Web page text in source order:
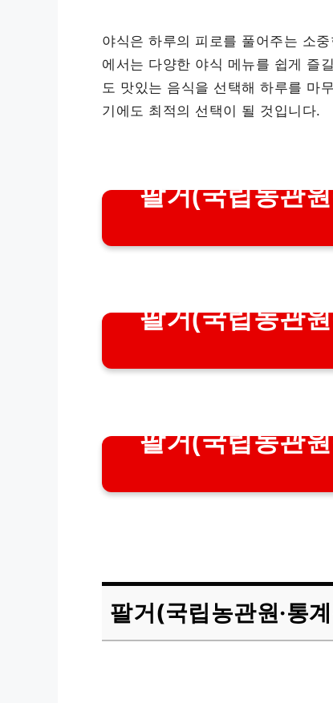
야식은 하루의 피로를 풀어주는 소
에서는 다양한 야식 메뉴를 쉽게 즐
도 맛있는 음식을 선택해 하루를 마
기에도 최적의 선택이 될 것입니다.
팔거(국립농관
팔거(국립농관
팔거(국립농관
팔거(국립농관원·통